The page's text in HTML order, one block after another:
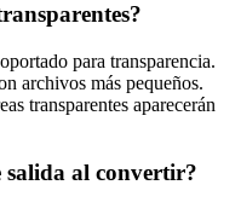
para transparencia.
archivos más pequeños.
transparentes aparecerán
al convertir?